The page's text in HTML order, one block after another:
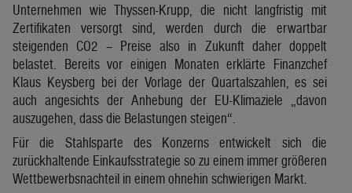
Unternehmen wie Thyssen-Krupp, die nicht langfristig mit
Zertifikaten versorgt sind, werden durch die erwartbar
steigenden CO2 – Preise also in Zukunft daher doppelt
belastet. Bereits vor einigen Monaten erklärte Finanzchef
Klaus Keysberg bei der Vorlage der Quartalszahlen, es sei
auch angesichts der Anhebung der EU-Klimaziele „davon
auszugehen, dass die Belastungen steigen“.
Für die Stahlsparte des Konzerns entwickelt sich die
zurückhaltende Einkaufsstrategie so zu einem immer größeren
Wettbewerbsnachteil in einem ohnehin schwierigen Markt.